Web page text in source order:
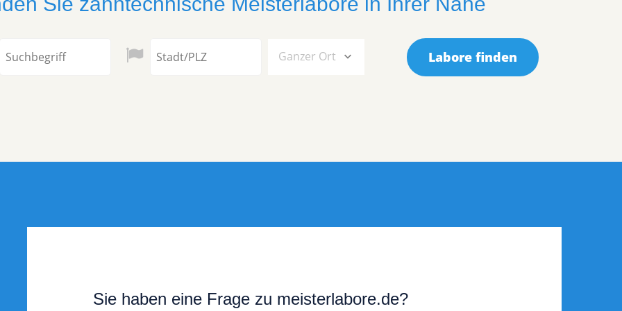
Ganzer Ort Labore finden